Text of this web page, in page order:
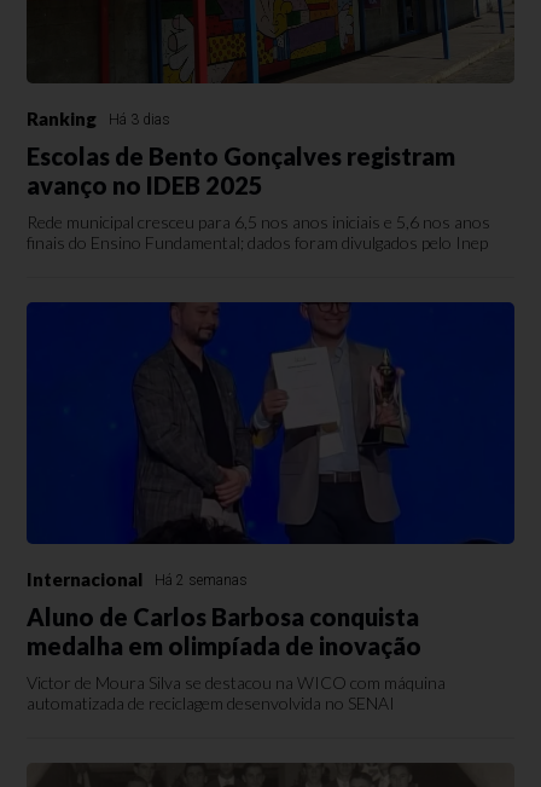
Ranking Há 3 dias
Escolas de Bento Gonçalves registram
avanço no IDEB 2025
Rede municipal cresceu para 6,5 nos anos iniciais e 5,6 nos anos
finais do Ensino Fundamental; dados foram divulgados pelo Inep
Internacional Há 2 semanas
Aluno de Carlos Barbosa conquista
medalha em olimpíada de inovação
Victor de Moura Silva se destacou na WICO com máquina
automatizada de reciclagem desenvolvida no SENAI